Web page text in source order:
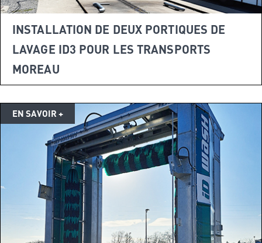
INSTALLATION DE DEUX PORTIQUES DE
LAVAGE ID3 POUR LES TRANSPORTS
MOREAU